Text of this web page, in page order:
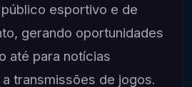
esportivo e de
gerando oportunidades
até para notícias
transmissões de jogos.